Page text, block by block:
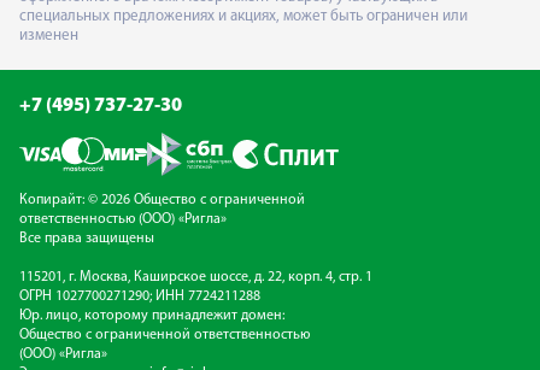
специальных предложениях и акциях, может быть ограничен или
изменен
+7 (495) 737-27-30
Копирайт: © 2026 Общество с ограниченной
ответственностью (ООО) «Ригла»
Все права защищены
115201, г. Москва, Каширское шоссе, д. 22, корп. 4, стр. 1
ОГРН 1027700271290; ИНН 7724211288
Юр. лицо, которому принадлежит домен:
Общество с ограниченной ответственностью
(ООО) «Ригла»